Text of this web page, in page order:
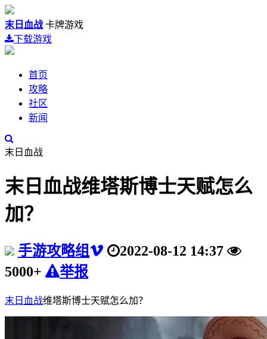
末日血战 卡牌游戏
下载游戏
首页
攻略
社区
新闻
末日血战
末日血战维塔斯博士天赋怎么
加？
手游攻略组
2022-08-12 14:37
5000+
举报
末日血战维塔斯博士天赋怎么加？